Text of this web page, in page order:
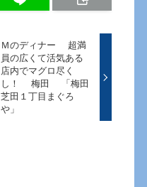
Ｍのディナー 超満
員の広くて活気ある
店内でマグロ尽く
し！ 梅田 「梅田
芝田１丁目まぐろ
や」